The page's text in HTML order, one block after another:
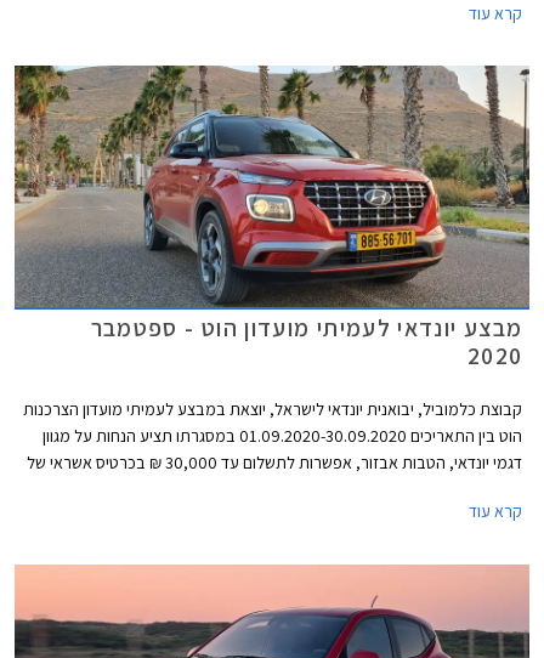
תכנית המימון חבר ליס. המבצע ייערך בכל אולמות התצוגה של יונדאי ברחבי
קרא עוד
מבצע יונדאי לעמיתי מועדון הוט - ספטמבר
2020
קבוצת כלמוביל, יבואנית יונדאי לישראל, יוצאת במבצע לעמיתי מועדון הצרכנות
הוט בין התאריכים 01.09.2020-30.09.2020 במסגרתו תציע הנחות על מגוון
דגמי יונדאי, הטבות אבזור, אפשרות לתשלום עד 30,000 ₪ בכרטיס אשראי של
מרכזי המכירה של יונדאי הפרושים ברחבי הארץ.
קרא עוד